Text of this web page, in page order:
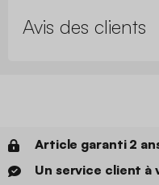
Avis des clients
Article garanti 2
Un service client